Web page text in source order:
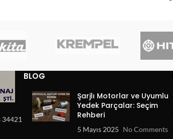
34421
BLOG
Şarjlı Motorlar ve Uyumlu
Yedek Parçalar: Seçim
Rehberi
5 Mayıs 2025 No Comments